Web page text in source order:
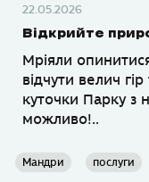
22.05.2026
Відкрийте
Мріяли
відчути велич
куточки Парку з
можливо!..
Мандри послуги